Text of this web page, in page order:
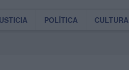
POLÍTICA CULTURA